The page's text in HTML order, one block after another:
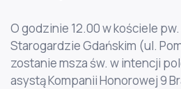
O godzinie 12.00 w kościele
Starogardzie Gdańskim (ul.
zostanie msza św. w intencji
asystą Kompanii Honorowej 9